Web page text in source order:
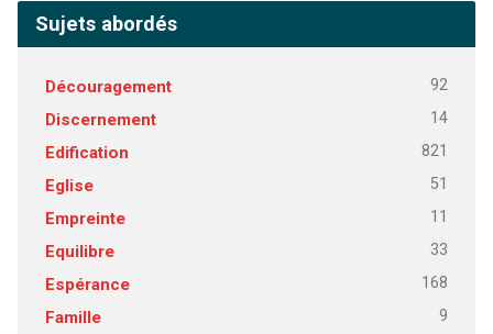
Sujets abordés
Découragement 92
Discernement 14
Edification 821
Eglise 51
Empreinte 11
Equilibre 33
Espérance 168
Famille 9